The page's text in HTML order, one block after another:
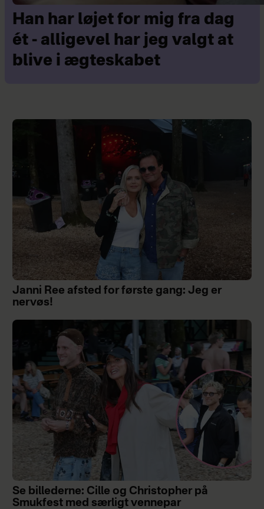
Han har løjet for mig fra dag
ét - alligevel har jeg valgt at
blive i ægteskabet
Janni Ree afsted for første gang: Jeg er
nervøs!
Se billederne: Cille og Christopher på
Smukfest med særligt vennepar